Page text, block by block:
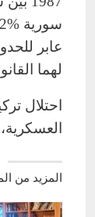
عابر
لهما
احتلال
المزيد من